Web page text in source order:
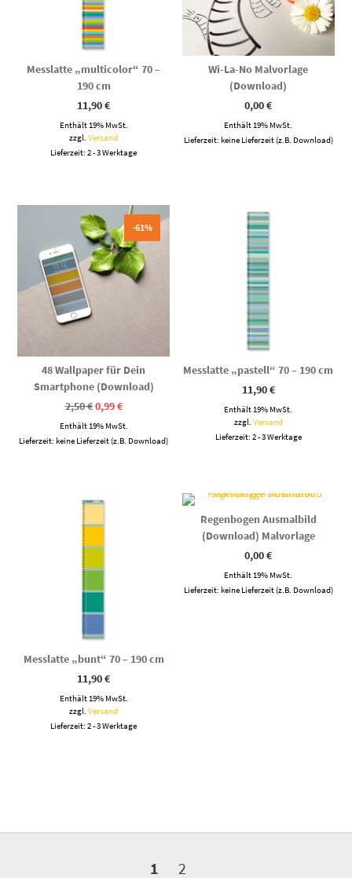
Messlatte „multicolor“ 70 –
190 cm
11,90€
Enthält 19% MwSt.
zzgl.Versand
Lieferzeit: 2 - 3 Werktage
Wi-La-No Malvorlage
(Download)
0,00€
Enthält 19% MwSt.
Lieferzeit: keine Lieferzeit (z.B. Download)
-61%
48 Wallpaper für Dein
Smartphone (Download)
2,50€Ursprünglicher
Preis
war:
2,50 €
0,99€Aktueller
ist:
0,99 €.
Enthält 19% MwSt.
Lieferzeit: keine Lieferzeit (z.B. Download)
Messlatte „pastell“ 70 – 190 cm
11,90€
Enthält 19% MwSt.
zzgl. Versand
Lieferzeit: 2 - 3 Werktage
Messlatte „bunt“ 70 – 190 cm
11,90€
Enthält 19% MwSt.
zzgl.Versand
Lieferzeit: 2 - 3 Werktage
Regenbogen Ausmalbild
(Download) Malvorlage
0,00€
Enthält 19% MwSt.
Lieferzeit: keine Lieferzeit (z.B. Download)
1 2